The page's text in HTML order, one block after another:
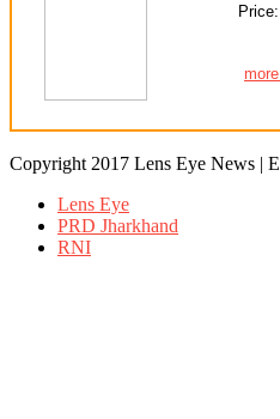
Copyright 2017 Lens Eye News |
Lens Eye
PRD Jharkhand
RNI